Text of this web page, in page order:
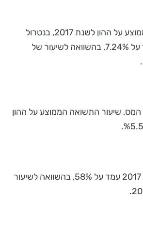
שיעור התשואה הממוצע על ההון לשנת 2017, בנטרול
הוצאות המס, עומד על 7.24%, בהשוואה לשיעור של
המס, שיעור התשואה הממוצע על ההון
יחס היעילות בשנת 2017 עמד על 58%, בהשוואה לשיעור